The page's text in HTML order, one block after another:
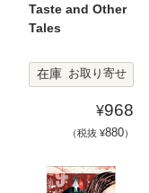
Taste and Other
Tales
在庫 お取り寄せ
¥968
（税抜 ¥880）